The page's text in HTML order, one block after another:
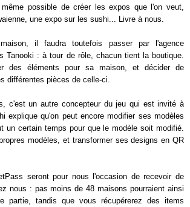
possible de créer les expos que l'on veut,
une expo sur les sushi... Livre à nous.
il faudra toutefois passer par l'agence
Tanooki : à tour de rôle, chacun tient la boutique.
des éléments pour sa maison, et décider de
différentes pièces de celle-ci.
c'est un autre concepteur du jeu qui est invité à
explique qu'on peut encore modifier ses modèles
un certain temps pour que le modèle soit modifié.
modèles, et transformer ses designs en QR
seront pour nous l'occasion de recevoir de
nous : pas moins de 48 maisons pourraient ainsi
partie, tandis que vous récupérerez des items